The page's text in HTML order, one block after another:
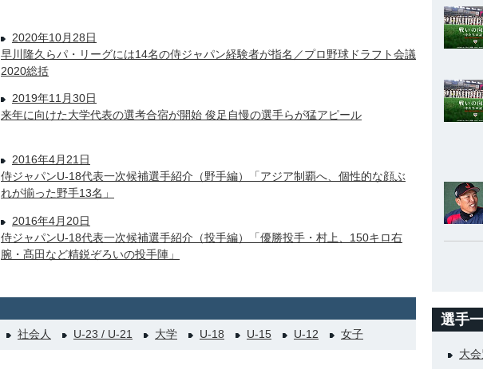
2020年10月28日
早川隆久らパ・リーグには14名の侍ジャパン経験者が指名／プロ野球ドラフト会議
2020総括
2019年11月30日
来年に向けた大学代表の選考合宿が開始 俊足自慢の選手らが猛アピール
2016年4月21日
侍ジャパンU-18代表一次候補選手紹介（野手編）「アジア制覇へ、個性的な顔ぶ
れが揃った野手13名」
2016年4月20日
侍ジャパンU-18代表一次候補選手紹介（投手編）「優勝投手・村上、150キロ右
腕・髙田など精鋭ぞろいの投手陣」
社会人 U-23 / U-21 大学 U-18 U-15 U-12 女子
選手
大会